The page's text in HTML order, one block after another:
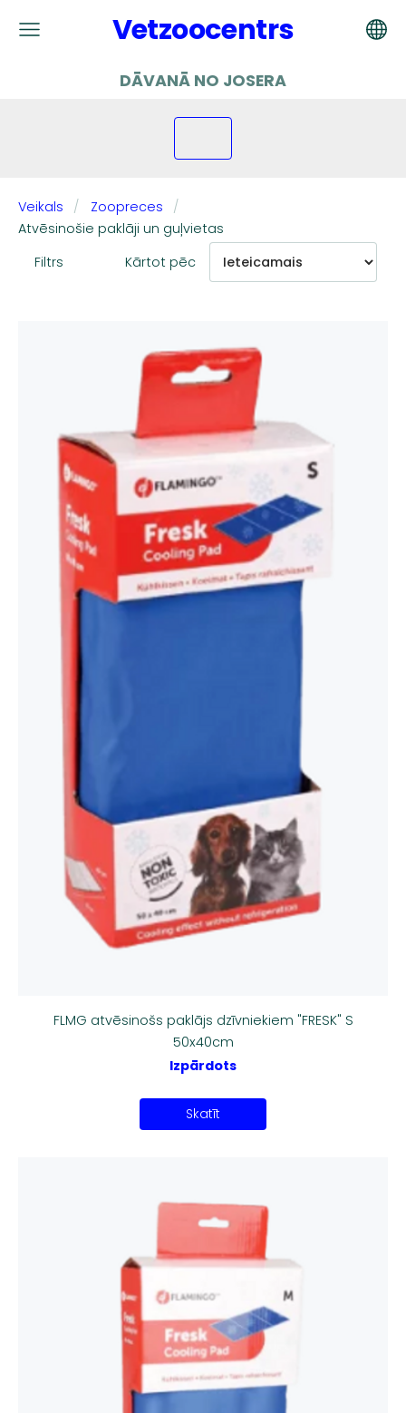
Vetzoocentrs
DĀVANĀ NO JOSERA
Veikals
Zoopreces
Atvēsinošie paklāji un guļvietas
Filtrs
Kārtot pēc
FLMG atvēsinošs paklājs dzīvniekiem "FRESK" S
50x40cm
Izpārdots
Skatīt